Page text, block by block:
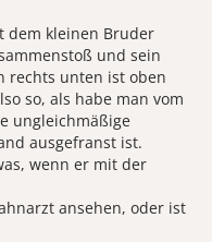
dem kleinen Bruder
und sein
rechts unten ist oben
so, als habe man vom
ungleichmäßige
ausgefranst ist.
wenn er mit der
ansehen, oder ist